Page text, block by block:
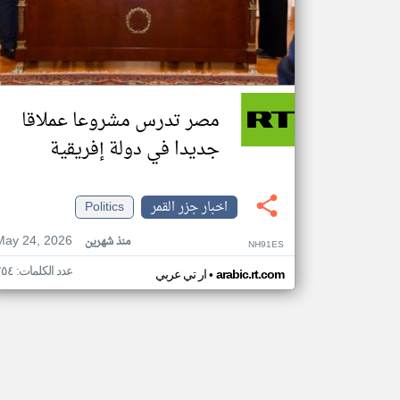
مصر تدرس مشروعا عملاقا
جديدا في دولة إفريقية
اخبار جزر القمر
Politics
24, 2026
منذ شهرين NH91ES
ار تي عربي• arabic.rt.com عدد الكلمات: ٢٥٤